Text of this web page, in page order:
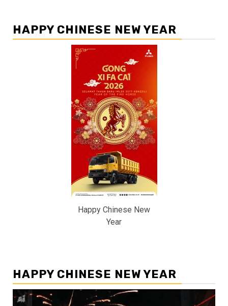
HAPPY CHINESE NEW YEAR
Happy Chinese New
Year
HAPPY CHINESE NEW YEAR
Pemutar